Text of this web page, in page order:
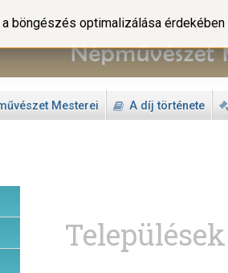
Mesterei A díj története
böngészés optimalizálása érdekében
Települések